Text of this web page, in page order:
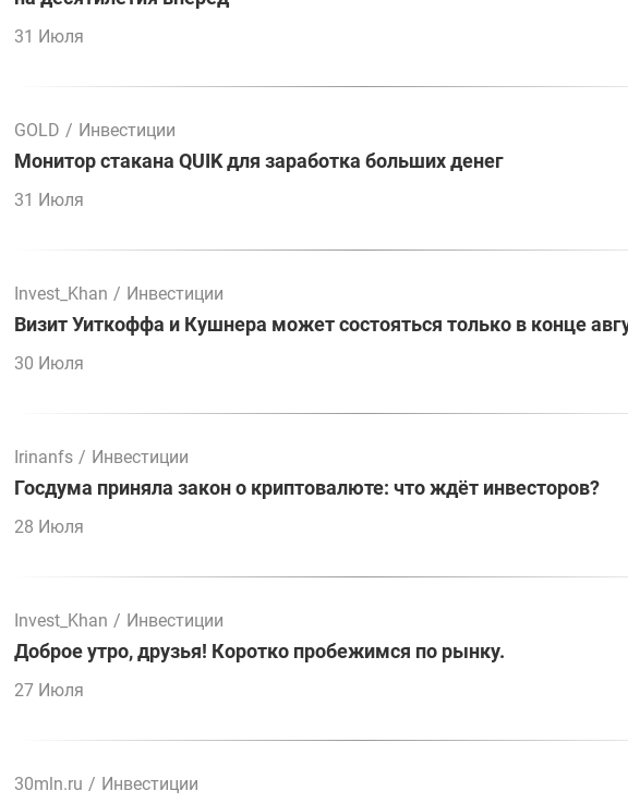
31 Июля
GOLD / Инвестиции
Монитор стакана QUIK для заработка больших денег
31 Июля
Invest_Khan / Инвестиции
Визит Уиткоффа и Кушнера может состояться только в конце
30 Июля
Irinanfs / Инвестиции
Госдума приняла закон о криптовалюте: что ждёт инвесторов?
28 Июля
Invest_Khan / Инвестиции
Доброе утро, друзья! Коротко пробежимся по рынку.
27 Июля
30mln.ru / Инвестиции